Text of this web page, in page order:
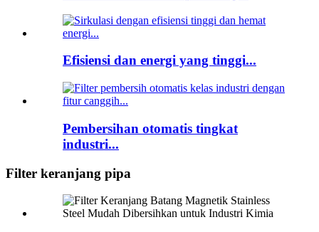
Efisiensi dan energi yang tinggi...
Pembersihan otomatis tingkat
industri...
Filter keranjang pipa